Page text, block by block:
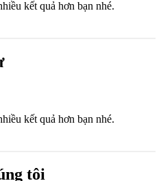
kết quả hơn bạn nhé.
kết quả hơn bạn nhé.
tôi